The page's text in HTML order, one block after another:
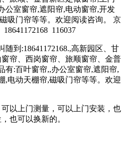
公室窗帘,遮阳帘,电动窗帘,开发
吸门帘等等。欢迎阅读咨询。 京
18641172168 116037
到:18641172168.,高新园区、甘
帘、西岗窗帘、旅顺窗帘、金普
有:百叶窗帘,,办公室窗帘,遮阳帘,
,电动天棚帘,磁吸门帘等等。欢迎
以上门测量，可以上门安装，也
也可以换新的。